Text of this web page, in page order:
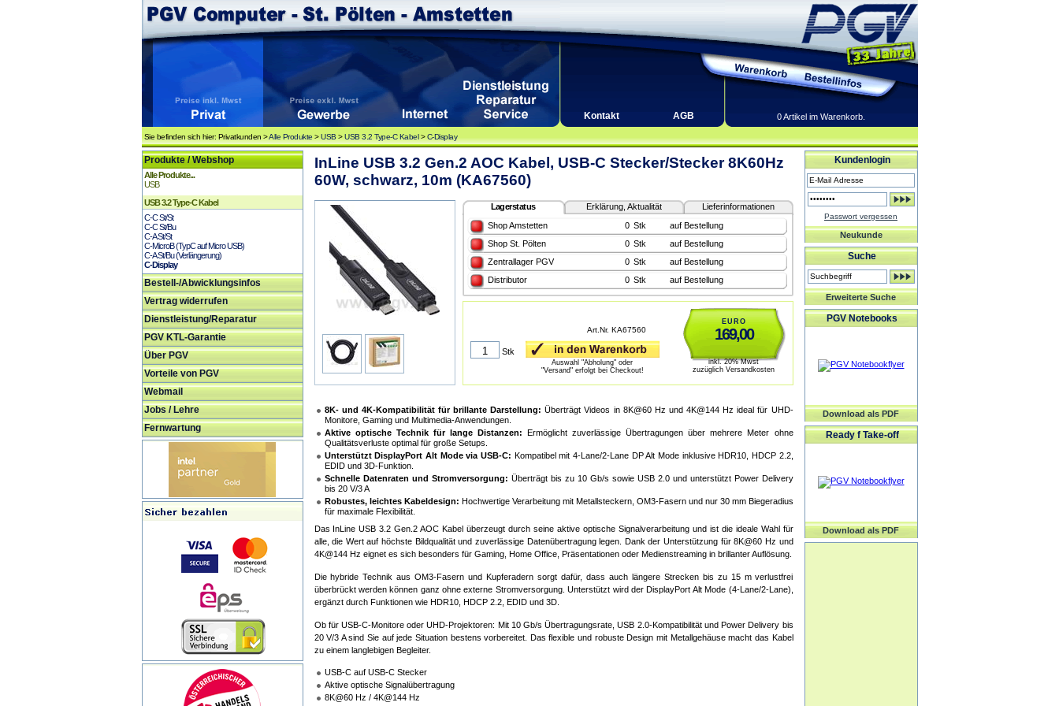
Kontakt AGB 0 Artikel im Warenkorb.
Sie befinden sich hier: Privatkunden >Alle Produkte >USB >USB 3.2 Type-C Kabel>C-Display
Produkte / Webshop
Alle Produkte...
USB
USB 3.2 Type-C Kabel
C-C St/St
C-C St/Bu
C-A St/St
C-MicroB (TypC auf Micro USB)
C-A St/Bu (Verlängerung)
C-Display
Bestell-/Abwicklungsinfos
Vertrag widerrufen
Dienstleistung/Reparatur
PGV KTL-Garantie
Über PGV
Vorteile von PGV
Webmail
Jobs / Lehre
Fernwartung
InLine USB 3.2 Gen.2 AOC Kabel, USB-C Stecker/Stecker 8K60Hz
60W, schwarz, 10m (KA67560)
Lagerstatus Erklärung, Aktualität
Lieferinformationen
Shop Amstetten
0 Stk
auf Bestellung
Shop St. Pölten
0 Stk
auf Bestellung
Zentrallager PGV
0 Stk
auf Bestellung
Distributor
0 Stk auf Bestellung
EURO
169,00
inkl. 20% Mwst
zuzüglich Versandkosten
Art.Nr. KA67560
Stk
Auswahl "Abholung" oder
"Versand" erfolgt bei Checkout!
8K- und 4K-Kompatibilität für brillante Darstellung: Überträgt Videos in 8K@60 Hz und 4K@144 Hz ideal für UHD-
Monitore, Gaming und Multimedia-Anwendungen.
Aktive optische Technik für lange Distanzen: Ermöglicht zuverlässige Übertragungen über mehrere Meter ohne
Qualitätsverluste optimal für große Setups.
Unterstützt DisplayPort Alt Mode via USB-C: Kompatibel mit 4-Lane/2-Lane DP Alt Mode inklusive HDR10, HDCP 2.2,
EDID und 3D-Funktion.
Schnelle Datenraten und Stromversorgung: Überträgt bis zu 10 Gb/s sowie USB 2.0 und unterstützt Power Delivery
bis 20 V/3 A
Robustes, leichtes Kabeldesign: Hochwertige Verarbeitung mit Metallsteckern, OM3-Fasern und nur 30 mm Biegeradius
für maximale Flexibilität.
Das InLine USB 3.2 Gen.2 AOC Kabel überzeugt durch seine aktive optische Signalverarbeitung und ist die ideale Wahl für
alle, die Wert auf höchste Bildqualität und zuverlässige Datenübertragung legen. Dank der Unterstützung für 8K@60 Hz und
4K@144 Hz eignet es sich besonders für Gaming, Home Office, Präsentationen oder Medienstreaming in brillanter Auflösung.
Die hybride Technik aus OM3-Fasern und Kupferadern sorgt dafür, dass auch längere Strecken bis zu 15 m verlustfrei
überbrückt werden können ganz ohne externe Stromversorgung. Unterstützt wird der DisplayPort Alt Mode (4-Lane/2-Lane),
ergänzt durch Funktionen wie HDR10, HDCP 2.2, EDID und 3D.
Ob für USB-C-Monitore oder UHD-Projektoren: Mit 10 Gb/s Übertragungsrate, USB 2.0-Kompatibilität und Power Delivery bis
20 V/3 A sind Sie auf jede Situation bestens vorbereitet. Das flexible und robuste Design mit Metallgehäuse macht das Kabel
zu einem langlebigen Begleiter.
USB-C auf USB-C Stecker
Aktive optische Signalübertragung
8K@60 Hz / 4K@144 Hz
Kundenlogin
Passwort vergessen
Neukunde
Suche
Erweiterte Suche
PGV Notebooks
Download als PDF
Ready f Take-off
Download als PDF